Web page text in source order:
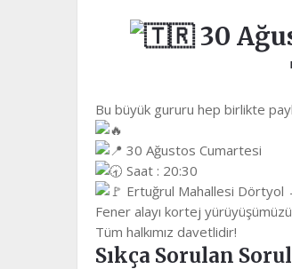
30
Bu büyük gururu hep birlikte
30 Ağustos Cumartesi
Saat : 20:30
Ertuğrul Mahallesi Dörtyol
Fener alayı kortej
Tüm halkımız davetlidir!
Sıkça Sorulan